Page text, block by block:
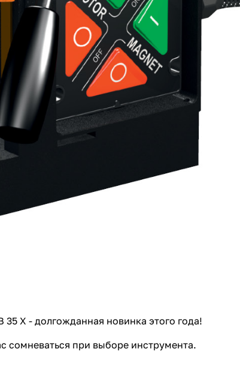
X - долгожданная новинка этого года!
сомневаться при выборе инструмента.